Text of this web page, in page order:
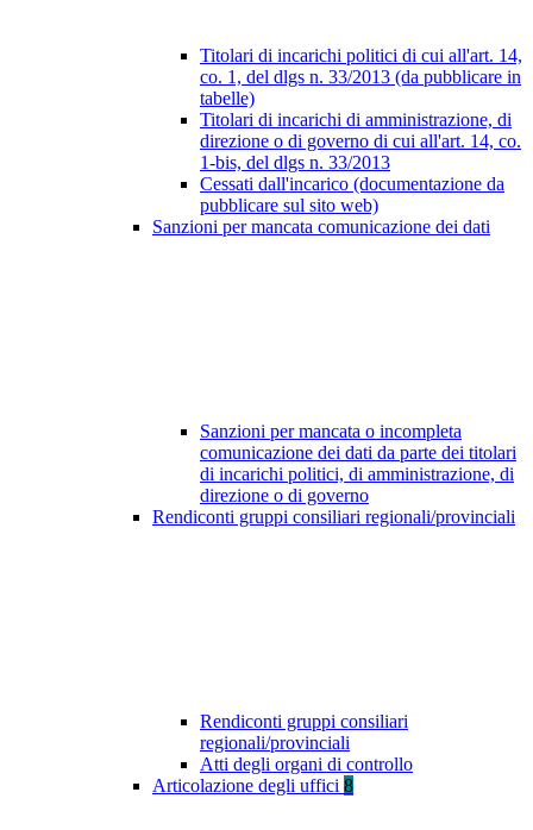
Titolari di incarichi politici di cui all'art. 14,
co. 1, del dlgs n. 33/2013 (da pubblicare in
tabelle)
Titolari di incarichi di amministrazione, di
direzione o di governo di cui all'art. 14, co.
1-bis, del dlgs n. 33/2013
Cessati dall'incarico (documentazione da
pubblicare sul sito web)
Sanzioni per mancata comunicazione dei dati
Sanzioni per mancata o incompleta
comunicazione dei dati da parte dei titolari
di incarichi politici, di amministrazione, di
direzione o di governo
Rendiconti gruppi consiliari regionali/provinciali
Rendiconti gruppi consiliari
regionali/provinciali
Atti degli organi di controllo
Articolazione degli uffici 8